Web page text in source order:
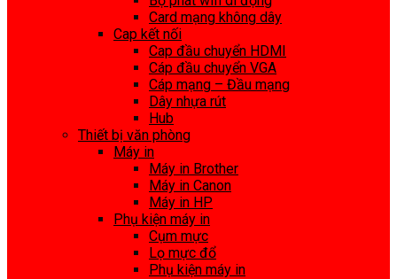
Card mạng không dây
Cap kết nối
Cap đầu chuyển HDMI
Cáp đầu chuyển VGA
Cáp mạng – Đầu mạng
Dây nhựa rút
Hub
Thiết bị văn phòng
Máy in
Máy in Brother
Máy in Canon
Máy in HP
Phụ kiện máy in
Cụm mực
Lọ mực đổ
Phụ kiện máy in